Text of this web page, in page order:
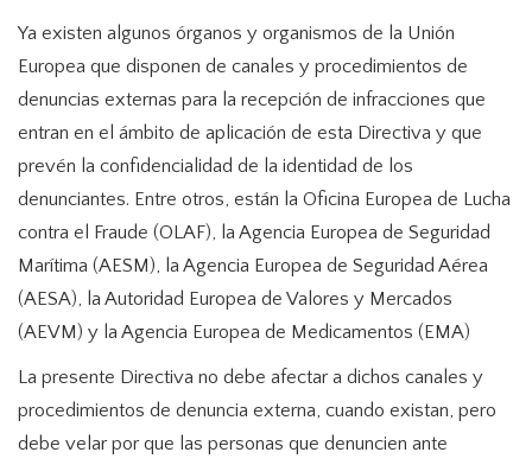
Ya existen algunos órganos y organismos de la Unión
Europea que disponen de canales y procedimientos de
denuncias externas para la recepción de infracciones que
entran en el ámbito de aplicación de esta Directiva y que
prevén la confidencialidad de la identidad de los
denunciantes. Entre otros, están la Oficina Europea de Lucha
contra el Fraude (OLAF), la Agencia Europea de Seguridad
Marítima (AESM), la Agencia Europea de Seguridad Aérea
(AESA), la Autoridad Europea de Valores y Mercados
(AEVM) y la Agencia Europea de Medicamentos (EMA)
La presente Directiva no debe afectar a dichos canales y
procedimientos de denuncia externa, cuando existan, pero
debe velar por que las personas que denuncien ante